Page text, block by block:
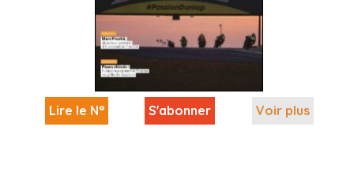
Lire le N° S'abonner Voir plus